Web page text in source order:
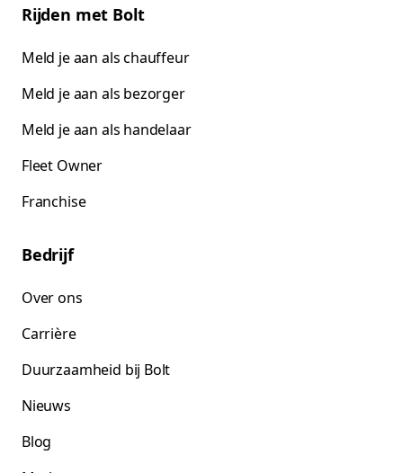
Rijden met Bolt
Meld je aan als chauffeur
Meld je aan als bezorger
Meld je aan als handelaar
Fleet Owner
Franchise
Bedrijf
Over ons
Carrière
Duurzaamheid bij Bolt
Nieuws
Blog